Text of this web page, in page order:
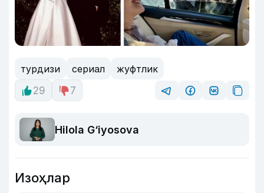
турдизи сериал
жуфтлик
29
7
Hilola G‘iyosova
Изоҳлар